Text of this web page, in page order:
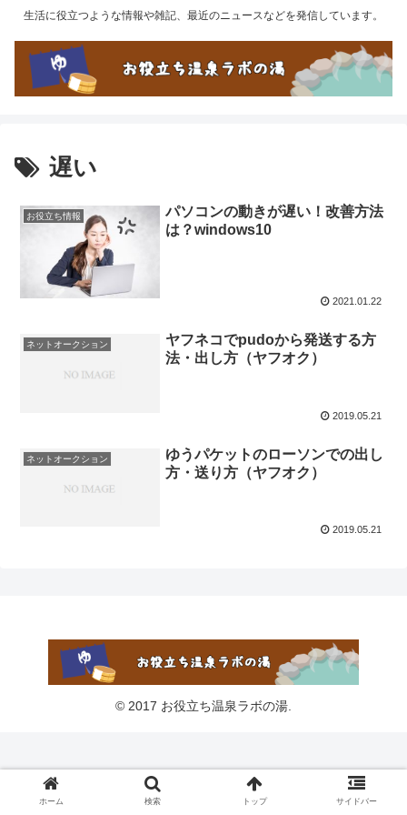
生活に役立つような情報や雑記、最近のニュースなどを発信しています。
遅い
お役立ち情報
パソコンの動きが遅い！改善方法
は？windows10
2021.01.22
ネットオークション
ヤフネコでpudoから発送する方
法・出し方（ヤフオク）
2019.05.21
ネットオークション
ゆうパケットのローソンでの出し
方・送り方（ヤフオク）
2019.05.21
© 2017 お役立ち温泉ラボの湯.
ホーム 検索 トップ サイドバー